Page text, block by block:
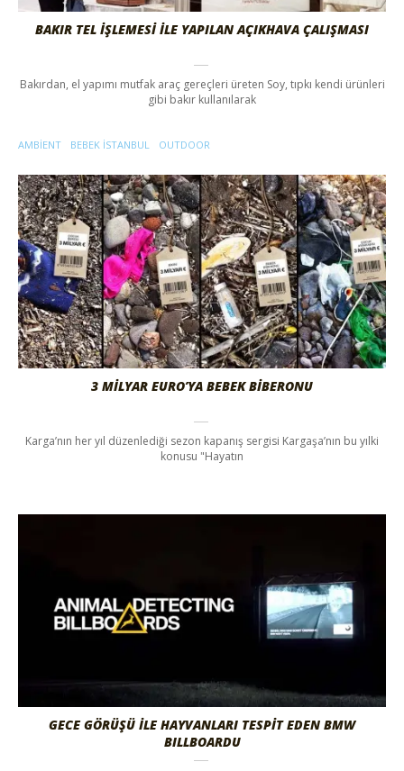
BAKIR TEL İŞLEMESİ İLE YAPILAN AÇIKHAVA ÇALIŞMASI
Bakırdan, el yapımı mutfak araç gereçleri üreten Soy, tıpkı kendi ürünleri
gibi bakır kullanılarak
AMBIENT BEBEK ISTANBUL OUTDOOR
3 MİLYAR EURO’YA BEBEK BİBERONU
Karga’nın her yıl düzenlediği sezon kapanış sergisi Kargaşa’nın bu yılki
konusu "Hayatın
GECE GÖRÜŞÜ İLE HAYVANLARI TESPİT EDEN BMW
BILLBOARDU